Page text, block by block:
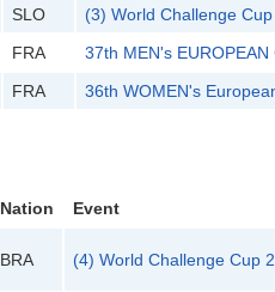
SLO
(3) World Challenge
FRA
37th MEN's
FRA 36th WOMEN's
Nation Event
BRA (4) World Challenge Cup